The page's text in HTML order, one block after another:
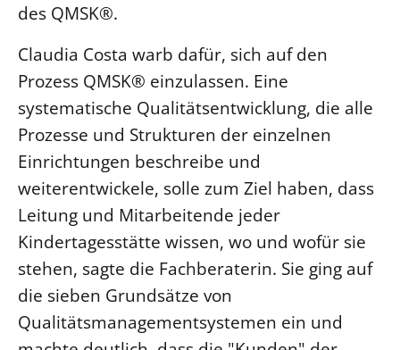
des QMSK®.
Claudia Costa warb dafür, sich auf den
Prozess QMSK® einzulassen. Eine
systematische Qualitätsentwicklung, die alle
Prozesse und Strukturen der einzelnen
Einrichtungen beschreibe und
weiterentwickele, solle zum Ziel haben, dass
Leitung und Mitarbeitende jeder
Kindertagesstätte wissen, wo und wofür sie
stehen, sagte die Fachberaterin. Sie ging auf
die sieben Grundsätze von
Qualitätsmanagementsystemen ein und
MITARBEIT
Ehrenamt
Beruf
Freie Stellen
BIBLIOTHEK & ARCHIV
SERVICE
Älterwerden im Pfarrberuf
Beteiligungsverfahren
Beschwerdestellen
Ephoralbüro